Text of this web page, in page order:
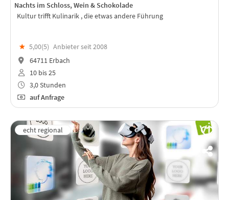
Nachts im Schloss, Wein & Schokolade
Kultur trifft Kulinarik , die etwas andere Führung
★ 5,00(5) Anbieter seit 2008
64711 Erbach
10 bis 25
3,0 Stunden
auf Anfrage